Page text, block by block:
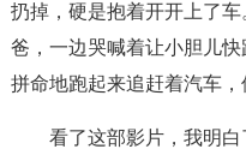
扔掉，硬是抱着开开上了
爸，一边哭喊着让小胆儿
拼命地跑起来追赶着汽车，
看了这部影片，我明